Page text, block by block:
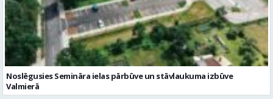
Noslēgusies Semināra ielas pārbūve un stāvlaukuma izbūve
Valmierā